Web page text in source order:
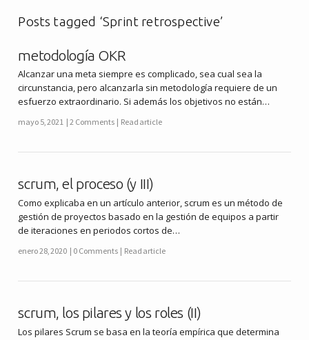
Posts tagged ‘Sprint retrospective’
metodología OKR
Alcanzar una meta siempre es complicado, sea cual sea la
circunstancia, pero alcanzarla sin metodología requiere de un
esfuerzo extraordinario. Si además los objetivos no están…
mayo 5, 2021 2 Comments Read article
scrum, el proceso (y III)
Como explicaba en un artículo anterior, scrum es un método de
gestión de proyectos basado en la gestión de equipos a partir
de iteraciones en periodos cortos de…
enero 28, 2020 0 Comments Read article
scrum, los pilares y los roles (II)
Los pilares Scrum se basa en la teoría empírica que determina